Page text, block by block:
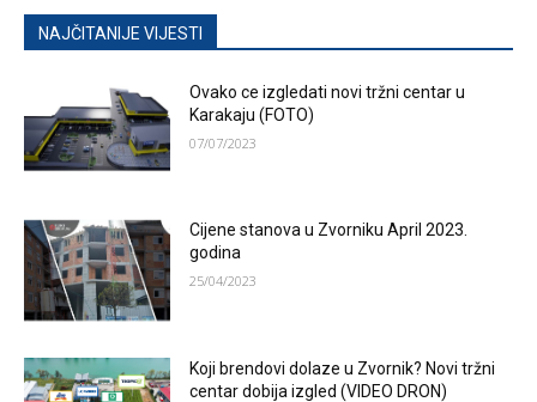
NAJČITANIJE VIJESTI
Ovako ce izgledati novi tržni centar u
Karakaju (FOTO)
07/07/2023
Cijene stanova u Zvorniku April 2023.
godina
25/04/2023
Koji brendovi dolaze u Zvornik? Novi tržni
centar dobija izgled (VIDEO DRON)